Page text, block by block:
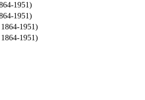
1951)
1951)
1951)
1951)